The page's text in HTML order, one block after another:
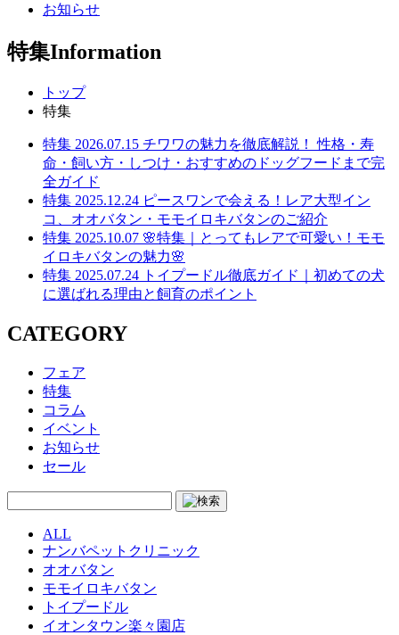
お知らせ
特集Information
トップ
特集
特集 2026.07.15 チワワの魅力を徹底解説！ 性格・寿
命・飼い方・しつけ・おすすめのドッグフードまで完
全ガイド
特集 2025.12.24 ピースワンで会える！レア大型イン
コ、オオバタン・モモイロキバタンのご紹介
特集 2025.10.07 🌸特集｜とってもレアで可愛い！モモ
イロキバタンの魅力🌸
特集 2025.07.24 トイプードル徹底ガイド｜初めての犬
に選ばれる理由と飼育のポイント
CATEGORY
フェア
特集
コラム
イベント
お知らせ
セール
ALL
ナンバペットクリニック
オオバタン
モモイロキバタン
トイプードル
イオンタウン楽々園店